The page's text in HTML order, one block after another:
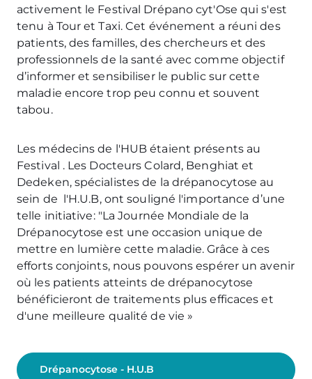
activement le Festival Drépano cyt'Ose qui s'est
tenu à Tour et Taxi. Cet événement a réuni des
patients, des familles, des chercheurs et des
professionnels de la santé avec comme objectif
d’informer et sensibiliser le public sur cette
maladie encore trop peu connu et souvent
tabou.
Les médecins de l'HUB étaient présents au
Festival . Les Docteurs Colard, Benghiat et
Dedeken, spécialistes de la drépanocytose au
sein de l'H.U.B, ont souligné l'importance d’une
telle initiative: "La Journée Mondiale de la
Drépanocytose est une occasion unique de
mettre en lumière cette maladie. Grâce à ces
efforts conjoints, nous pouvons espérer un avenir
où les patients atteints de drépanocytose
bénéficieront de traitements plus efficaces et
d'une meilleure qualité de vie »
Drépanocytose - H.U.B